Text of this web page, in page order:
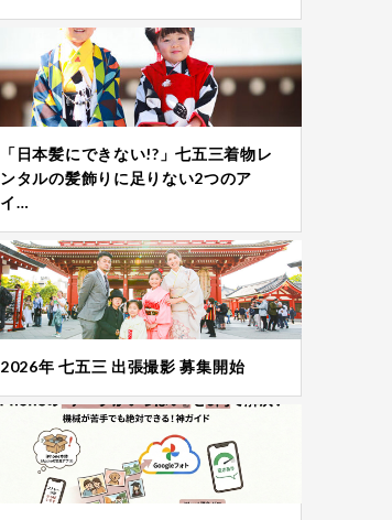
「日本髪にできない!?」七五三着物レ
ンタルの髪飾りに足りない2つのア
イ…
2026年 七五三 出張撮影 募集開始